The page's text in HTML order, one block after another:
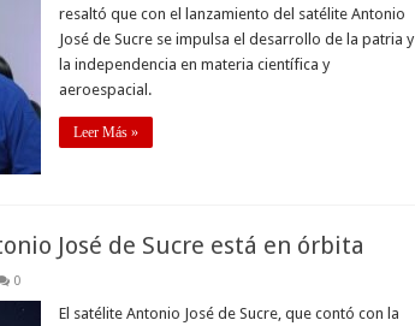
resaltó que con el lanzamiento del satélite Antonio
José de Sucre se impulsa el desarrollo de la patria y
la independencia en materia científica y
aeroespacial.
Leer Más »
José de Sucre está en órbita
0
El satélite Antonio José de Sucre, que contó con la